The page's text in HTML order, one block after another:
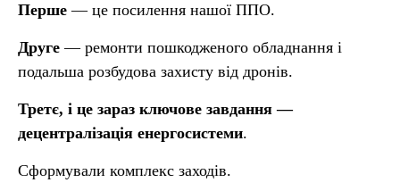
Перше — це посилення нашої ППО.
Друге — ремонти пошкодженого обладнання і
подальша розбудова захисту від дронів.
Третє, і це зараз ключове завдання —
децентралізація енергосистеми.
Сформували комплекс заходів.